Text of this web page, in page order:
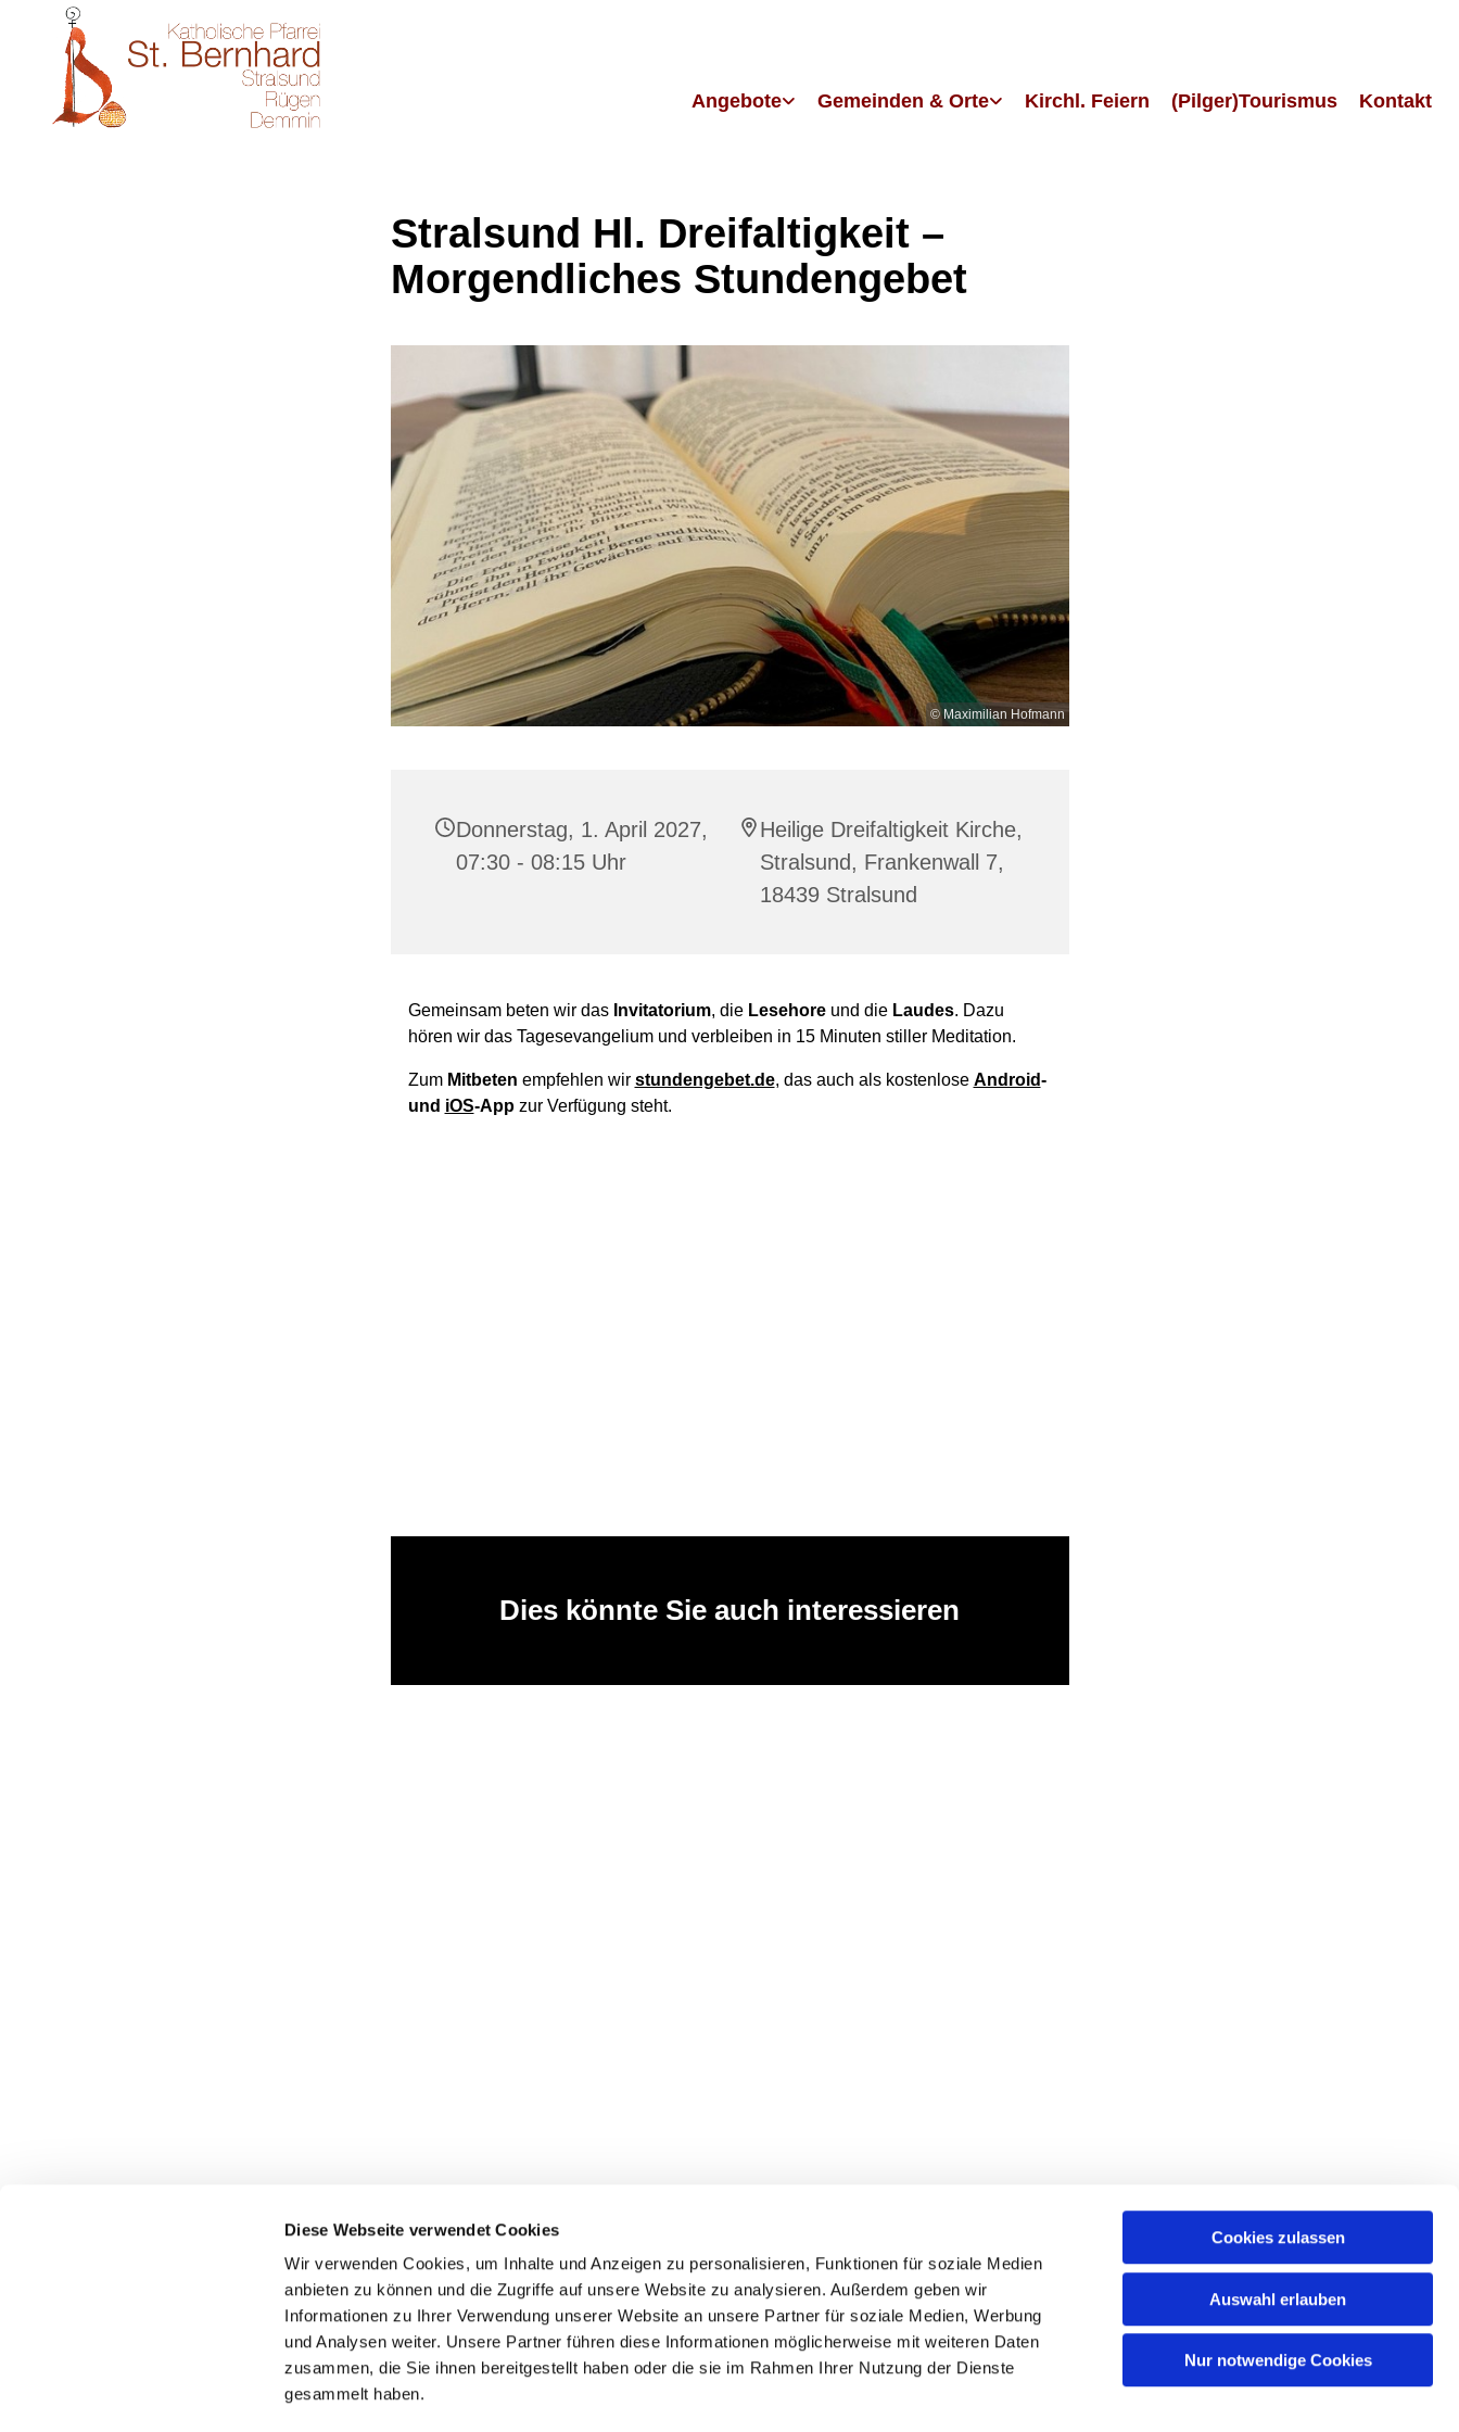
Diese Webseite verwendet Cookies
Wir verwenden Cookies, um Inhalte und Anzeigen zu personalisieren, Funktionen für soziale Medien
anbieten zu können und die Zugriffe auf unsere Website zu analysieren. Außerdem geben wir
Informationen zu Ihrer Verwendung unserer Website an unsere Partner für soziale Medien, Werbung
und Analysen weiter. Unsere Partner führen diese Informationen möglicherweise mit weiteren Daten
zusammen, die Sie ihnen bereitgestellt haben oder die sie im Rahmen Ihrer Nutzung der Dienste
gesammelt haben.
Cookies zulassen
Auswahl erlauben
Nur notwendige Cookies
Angebote Gemeinden & Orte Kirchl. Feiern (Pilger)Tourismus Kontakt
Stralsund Hl. Dreifaltigkeit –
Morgendliches Stundengebet
© Maximilian Hofmann
Donnerstag, 1. April 2027,
07:30 - 08:15 Uhr
Heilige Dreifaltigkeit Kirche,
Stralsund, Frankenwall 7,
18439 Stralsund
Gemeinsam beten wir das Invitatorium, die Lesehoreund die Laudes. Dazu
hören wir das Tagesevangelium und verbleiben in 15 Minuten stiller Meditation.
Zum Mitbeten empfehlen wir stundengebet.de, das auch als kostenlose Android-
und iOS-Appzur Verfügung steht.
Dies könnte Sie auch interessieren
Katholische Kirchengemeinde Pfarrei St. Bernhard Stralsund/Rügen/Demmin • Frankenstr. 39 • 18439 Stralsund
Hinweisgebersystem